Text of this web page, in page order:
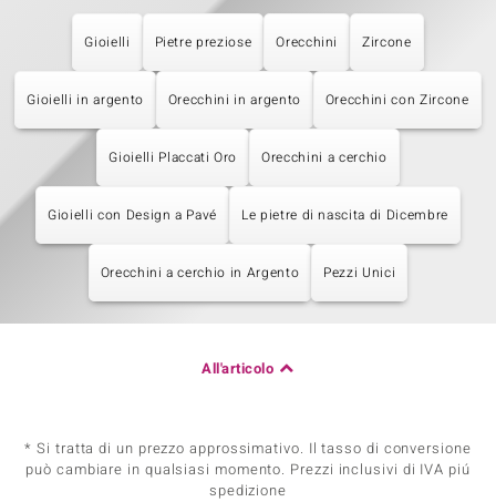
Gioielli Pietre preziose Orecchini Zircone
Gioielli in argento Orecchini in argento Orecchini con Zircone
Gioielli Placcati Oro Orecchini a cerchio
Gioielli con Design a Pavé Le pietre di nascita di Dicembre
Orecchini a cerchio in Argento Pezzi Unici
All'articolo
* Si tratta di un prezzo approssimativo. Il tasso di conversione
può cambiare in qualsiasi momento. Prezzi inclusivi di IVA piú
spedizione